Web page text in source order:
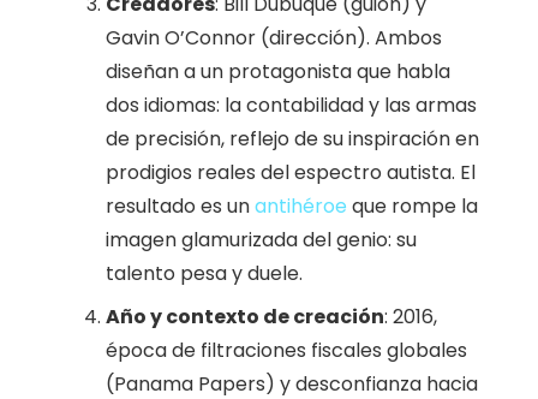
Gavin O’Connor (dirección). Ambos
diseñan a un protagonista que habla
dos idiomas: la contabilidad y las armas
de precisión, reflejo de su inspiración en
prodigios reales del espectro autista. El
resultado es unantihéroe que rompe la
imagen glamurizada del genio: su
talento pesa y duele.
Año y contexto de creación: 2016,
época de filtraciones fiscales globales
(Panama Papers) y desconfianza hacia